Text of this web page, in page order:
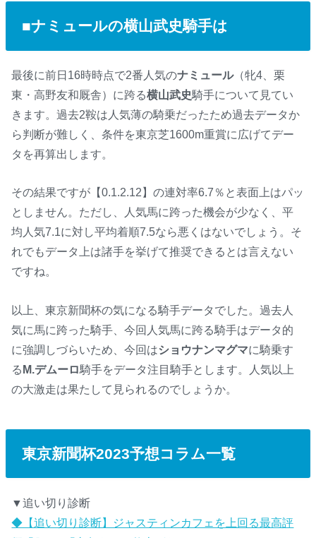
■ナミュールの横山武史騎手は
最後に前日16時時点で2番人気のナミュール（牝4、栗
東・高野友和厩舎）に跨る横山武史騎手について見てい
きます。過去2鞍は人気薄の騎乗だったため過去データか
ら判断が難しく、条件を東京芝1600m重賞に広げてデー
タを再算出します。
その結果ですが【0.1.2.12】の連対率6.7％と表面上はパッ
としません。ただし、人気馬に跨った機会が少なく、平
均人気7.1に対し平均着順7.5なら悪くはないでしょう。そ
れでもデータ上は諸手を挙げて推奨できるとは言えない
ですね。
以上、東京新聞杯の気になる騎手データでした。過去人
気に馬に跨った騎手、今回人気馬に跨る騎手はデータ的
に強調しづらいため、今回はショウナンマグマに騎乗す
るM.デムーロ騎手をデータ注目騎手とします。人気以上
の大激走は果たして見られるのでしょうか。
東京新聞杯2023予想コラム一覧
▼追い切り診断
◆【追い切り診断】ジャスティンカフェを上回る最高評